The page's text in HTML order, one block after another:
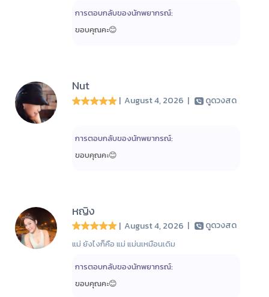
การตอบกลับของนักพยากรณ์:
ขอบคุณคะ😊
Nut
| August 4, 2026 | ดูดวงสด
การตอบกลับของนักพยากรณ์:
ขอบคุณคะ😊
หญิง
| August 4, 2026 | ดูดวงสด
แม่ ยังไงก็คือ แม่ แม่นเหมือนเดิม
การตอบกลับของนักพยากรณ์:
ขอบคุณคะ😊